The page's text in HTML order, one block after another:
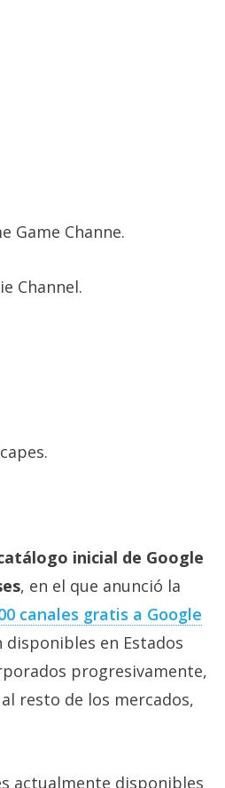
Game Channe.
Channel.
inicial de Google
, en el que anunció la
canales gratis a Google
en Estados
progresivamente,
resto de los mercados,
actualmente disponibles